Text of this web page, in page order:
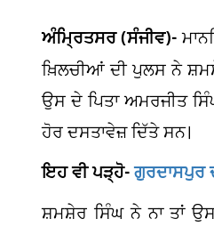
ਅੰਮ੍ਰਿਤਸਰ (ਸੰਜੀਵ)-
ਖ਼ਿਲਚੀਆਂ ਦੀ ਪੁਲਸ ਨੇ
ਉਸ ਦੇ ਪਿਤਾ ਅਮਰਜੀਤ
ਹੋਰ ਦਸਤਾਵੇਜ਼ ਦਿੱਤੇ ਸਨ।
ਇਹ ਵੀ ਪੜ੍ਹੋ-ਗੁਰਦਾਸਪੁਰ
ਸ਼ਮਸ਼ੇਰ ਸਿੰਘ ਨੇ ਨਾ ਤਾਂ